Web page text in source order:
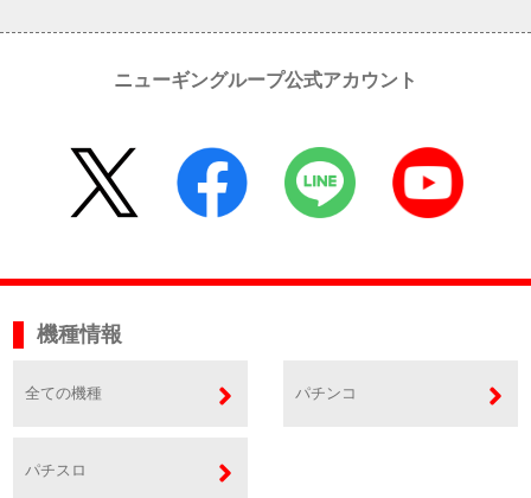
ニューギングループ公式アカウント
機種情報
全ての機種 パチンコ
パチスロ